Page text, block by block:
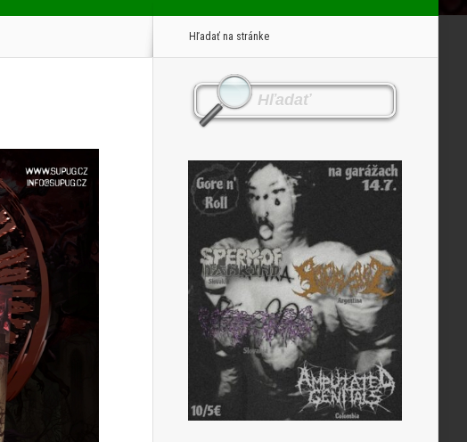
Hľadať na stránke